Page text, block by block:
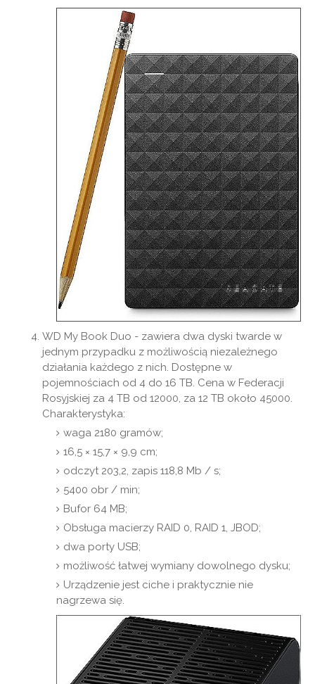
WD My Book Duo - zawiera dwa dyski twarde w
jednym przypadku z możliwością niezależnego
działania każdego z nich. Dostępne w
pojemnościach od 4 do 16 TB. Cena w Federacji
Rosyjskiej za 4 TB od 12000, za 12 TB około 45000.
Charakterystyka:
waga 2180 gramów;
16,5 × 15,7 × 9,9 cm;
odczyt 203,2, zapis 118,8 Mb / s;
5400 obr / min;
Bufor 64 MB;
Obsługa macierzy RAID 0, RAID 1, JBOD;
dwa porty USB;
możliwość łatwej wymiany dowolnego dysku;
Urządzenie jest ciche i praktycznie nie
nagrzewa się.